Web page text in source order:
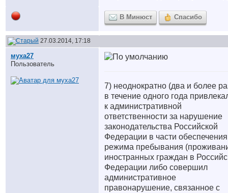
В Минюст Спасибо
27.03.2014, 17:18
муха27
Пользователь
7) неоднократно (два и более
в течение одного года
к административной
ответственности за нарушение
законодательства Российской
Федерации в части обеспечения
режима пребывания
иностранных граждан в
Федерации либо совершил
административное
правонарушение, связанное с